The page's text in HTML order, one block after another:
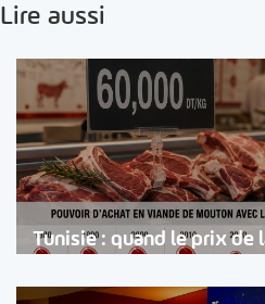
Lire aussi
Tunisie : quand le prix de